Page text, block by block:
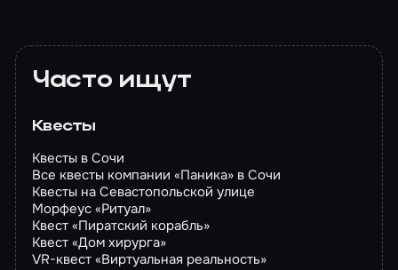
Часто ищут
Квесты
Квесты в Сочи
Все квесты компании «Паника» в Сочи
Квесты на Севастопольской улице
Морфеус «Ритуал»
Квест «Пиратский корабль»
Квест «Дом хирурга»
VR-квест «Виртуальная реальность»